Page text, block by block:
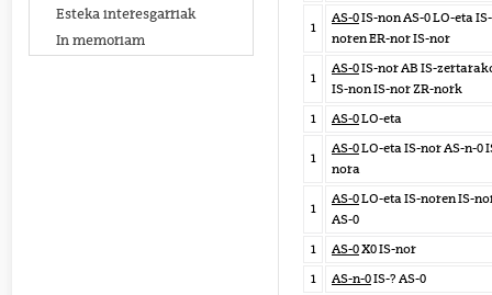
Esteka interesgarriak
In memoriam
1
AS-0IS-non AS-0 LO-eta IS-
noren ER-nor IS-nor
1
AS-0IS-nor AB IS-
IS-non IS-nor ZR-nork
1
AS-0LO-eta
1
AS-0LO-eta IS-nor AS-n-0
nora
1
AS-0LO-eta IS-noren IS-
AS-0
1
AS-0X0 IS-nor
1
AS-n-0IS-? AS-0